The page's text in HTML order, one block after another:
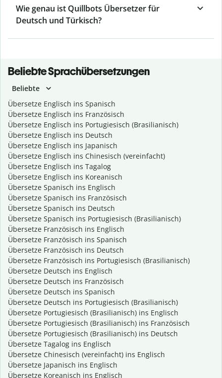
Wie genau ist Quillbots Übersetzer für
Deutsch und Türkisch?
Beliebte Sprachübersetzungen
Beliebte
Übersetze Englisch ins Spanisch
Übersetze Englisch ins Französisch
Übersetze Englisch ins Portugiesisch (Brasilianisch)
Übersetze Englisch ins Deutsch
Übersetze Englisch ins Japanisch
Übersetze Englisch ins Chinesisch (vereinfacht)
Übersetze Englisch ins Tagalog
Übersetze Englisch ins Koreanisch
Übersetze Spanisch ins Englisch
Übersetze Spanisch ins Französisch
Übersetze Spanisch ins Deutsch
Übersetze Spanisch ins Portugiesisch (Brasilianisch)
Übersetze Französisch ins Englisch
Übersetze Französisch ins Spanisch
Übersetze Französisch ins Deutsch
Übersetze Französisch ins Portugiesisch (Brasilianisch)
Übersetze Deutsch ins Englisch
Übersetze Deutsch ins Französisch
Übersetze Deutsch ins Spanisch
Übersetze Deutsch ins Portugiesisch (Brasilianisch)
Übersetze Portugiesisch (Brasilianisch) ins Englisch
Übersetze Portugiesisch (Brasilianisch) ins Französisch
Übersetze Portugiesisch (Brasilianisch) ins Deutsch
Übersetze Tagalog ins Englisch
Übersetze Chinesisch (vereinfacht) ins Englisch
Übersetze Japanisch ins Englisch
Übersetze Koreanisch ins Englisch